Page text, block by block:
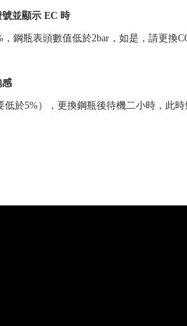
並顯示 EC 時
鋼瓶表頭數值低於2bar，如是，請更換
感
於5%），更換鋼瓶後待機二小時，此